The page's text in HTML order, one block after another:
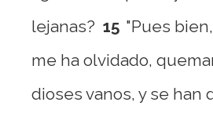
lejanas? 15 "Pues
me ha olvidado,
dioses vanos, y se han